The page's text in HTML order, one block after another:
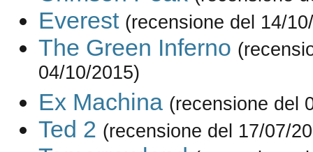
Everest (recensione del 14/
The Green Inferno
04/10/2015)
Ex Machina (recensione del
Ted 2 (recensione del 17/07/